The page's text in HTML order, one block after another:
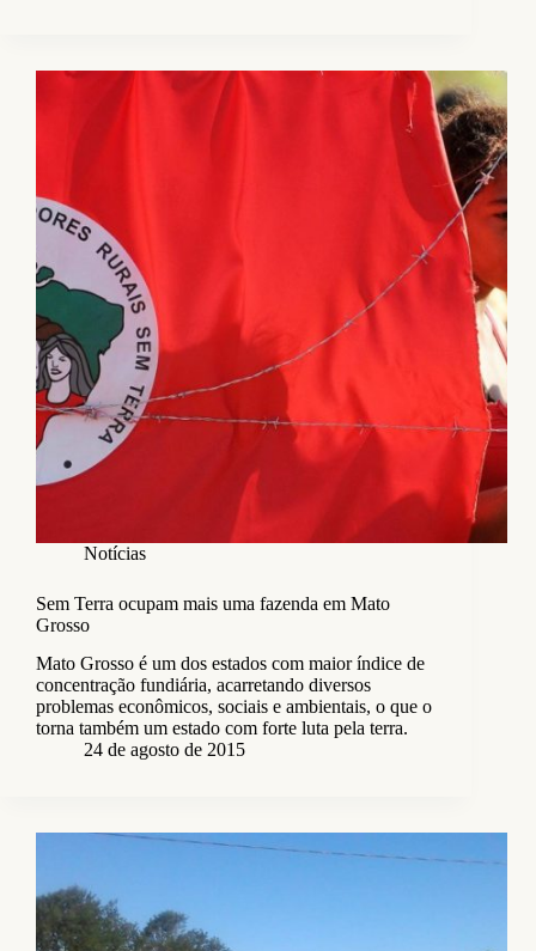
Notícias
Sem Terra ocupam mais uma fazenda em Mato
Grosso
Mato Grosso é um dos estados com maior índice de
concentração fundiária, acarretando diversos
problemas econômicos, sociais e ambientais, o que o
torna também um estado com forte luta pela terra.
24 de agosto de 2015